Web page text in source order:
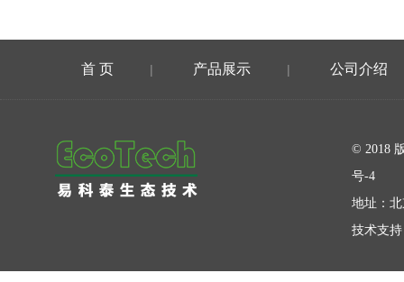
首 页 | 产品展示 | 公司介绍
© 2018
号-4
地址：
技术支